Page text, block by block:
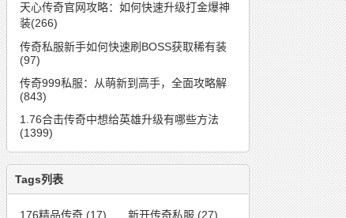
天心传奇官网攻略：如何快速升级打金爆神
装(266)
传奇私服新手如何快速刷BOSS获取稀有装
(97)
传奇999私服：从萌新到高手，全面攻略解
(843)
1.76合击传奇中想给英雄升级有哪些方法
(1399)
Tags列表
176精品传奇 (17) 新开传奇私服 (27)